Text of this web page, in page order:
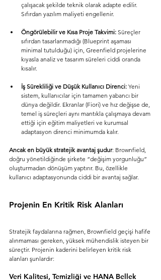
çalışacak şekilde teknik olarak adapte edilir.
Sıfırdan yazılım maliyeti engellenir.
Öngörülebilir ve Kısa Proje Takvimi: Süreçler
sıfırdan tasarlanmadığı (Blueprint aşaması
minimal tutulduğu) için, Greenfield projelerine
kıyasla analiz ve tasarım süreleri ciddi oranda
kısalır.
İş Sürekliliği ve Düşük Kullanıcı Direnci: Yeni
sistem, kullanıcılar için tamamen yabancı bir
dünya değildir. Ekranlar (Fiori) ve hız değişse de,
temel iş süreçleri aynı mantıkla çalışmaya devam
ettiği için eğitim maliyetleri ve kurumsal
adaptasyon direnci minimumda kalır.
Ancak en büyük stratejik avantaj şudur: Brownfield,
doğru yönetildiğinde şirkete “değişim yorgunluğu”
oluşturmadan dönüşüm yaptırır. Bu, özellikle
kullanıcı adaptasyonunda ciddi bir avantaj sağlar.
Projenin En Kritik Risk Alanları
Stratejik faydalarına rağmen, Brownfield geçişi hafife
alınmaması gereken, yüksek mühendislik isteyen bir
süreçtir. Projenin kaderini belirleyen kritik risk
alanları şunlardır:
Veri Kalitesi, Temizliği ve HANA Bellek